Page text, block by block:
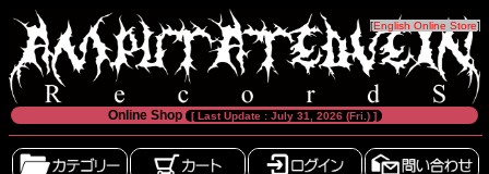
[English Online Store]
Online Shop [ Last Update : July 31, 2026 (Fri.) ]